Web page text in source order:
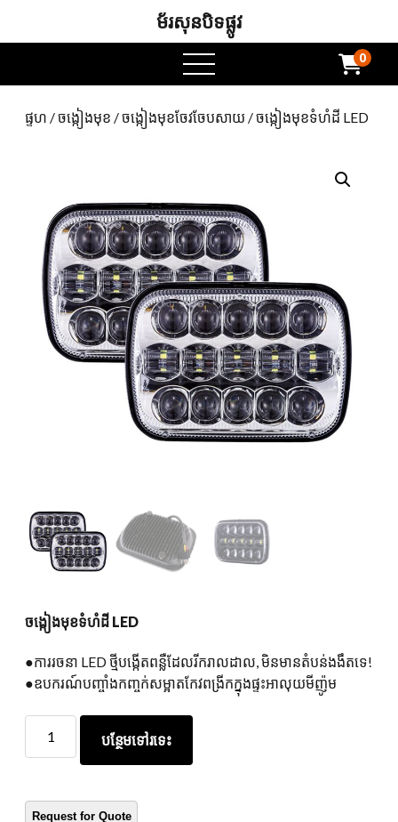
ម័រសុនបិទផ្លូវ
ម៉ឺនុយបើក 0
ផ្ទហ /ចង្កៀងមុខ /ចង្កៀងមុខចែវចែបសាយ / ចង្កៀងមុខទំហំដី LED
ចង្កៀងមុខទំហំដី LED
●ការរចនា LED ថ្មីបង្កើតពន្លឺដែលរីករាលដាល, មិនមានតំបន់ងងឹតទេ!
●ឧបករណ៍បញ្ចាំងកញ្ចក់សម្អាតកែវពង្រីកក្នុងផ្ទះអាលុយមីញ៉ូម
បរិ
បន្ថែមទៅរទេះ